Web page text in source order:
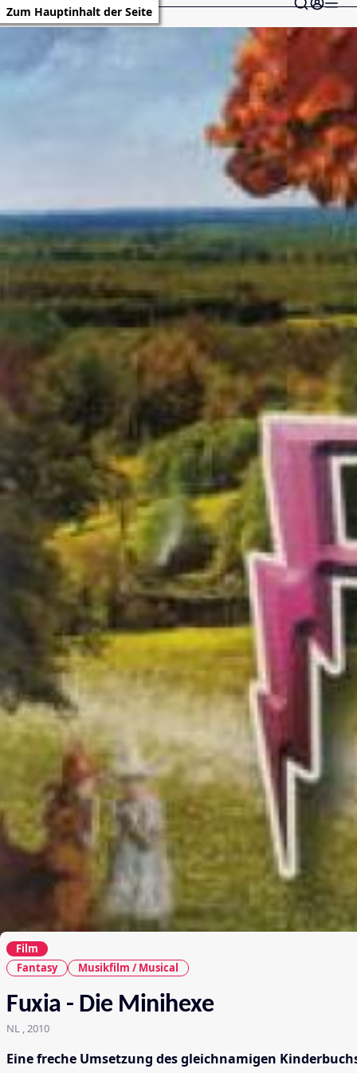
Zum Hauptinhalt der Seite
Film
Fantasy
Musikfilm / Musical
Fuxia - Die Minihexe
NL , 2010
Eine freche Umsetzung des gleichnamigen